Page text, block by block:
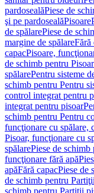
pardosealăPiese de
şi pe pardosealăPisoare
de spălarePiese de
margine de spălareFără
capacPisoare,
de schimb pentru
spălarePentru sisteme
schimb pentru Pentru
control integrat pentru
integrat pentru pisoar
schimb pentru Pentru
funcţionare cu spălare,
Pisoar, funcţionare cu
spălarePiese de schimb
funcţionare fără apă
apăFără capacPiese de
de schimb pentru
schimb pentru Partiţii